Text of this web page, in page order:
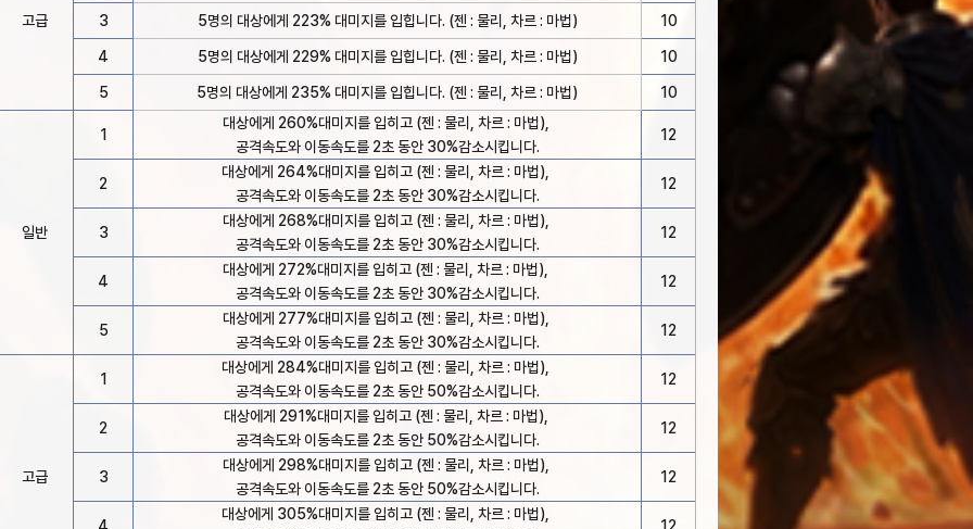
고급 3 5명의 대상에게 223% 대미지를 입힙니다. (젠 : 물리, 차르 : 마법) 10
4 5명의 대상에게 229% 대미지를 입힙니다. (젠 : 물리, 차르 : 마법) 10
5 5명의 대상에게 235% 대미지를 입힙니다. (젠 : 물리, 차르 : 마법) 10
일반
1
대상에게 260%대미지를 입히고 (젠 : 물리, 차르 : 마법),
공격속도와 이동속도를 2초 동안 30%감소시킵니다.
12
2
대상에게 264%대미지를 입히고 (젠 : 물리, 차르 : 마법),
공격속도와 이동속도를 2초 동안 30%감소시킵니다.
12
3
대상에게 268%대미지를 입히고 (젠 : 물리, 차르 : 마법),
공격속도와 이동속도를 2초 동안 30%감소시킵니다.
12
4
대상에게 272%대미지를 입히고 (젠 : 물리, 차르 : 마법),
공격속도와 이동속도를 2초 동안 30%감소시킵니다.
12
5
대상에게 277%대미지를 입히고 (젠 : 물리, 차르 : 마법),
공격속도와 이동속도를 2초 동안 30%감소시킵니다.
12
고급
1
대상에게 284%대미지를 입히고 (젠 : 물리, 차르 : 마법),
공격속도와 이동속도를 2초 동안 50%감소시킵니다.
12
2
대상에게 291%대미지를 입히고 (젠 : 물리, 차르 : 마법),
공격속도와 이동속도를 2초 동안 50%감소시킵니다.
12
3
대상에게 298%대미지를 입히고 (젠 : 물리, 차르 : 마법),
공격속도와 이동속도를 2초 동안 50%감소시킵니다.
12
대상에게 305%대미지를 입히고 (젠 : 물리, 차르 : 마법),